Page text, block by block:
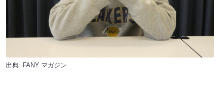
出典: FANY マガジン